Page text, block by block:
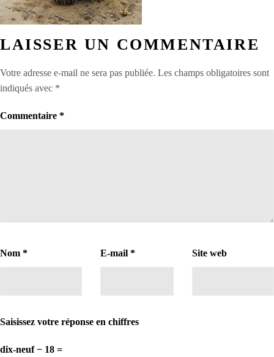
LAISSER UN COMMENTAIRE
Votre adresse e-mail ne sera pas publiée. Les champs obligatoires sont
indiqués avec *
Commentaire *
Nom * E-mail* Site web
Saisissez votre réponse en chiffres
dix-neuf − 18 =